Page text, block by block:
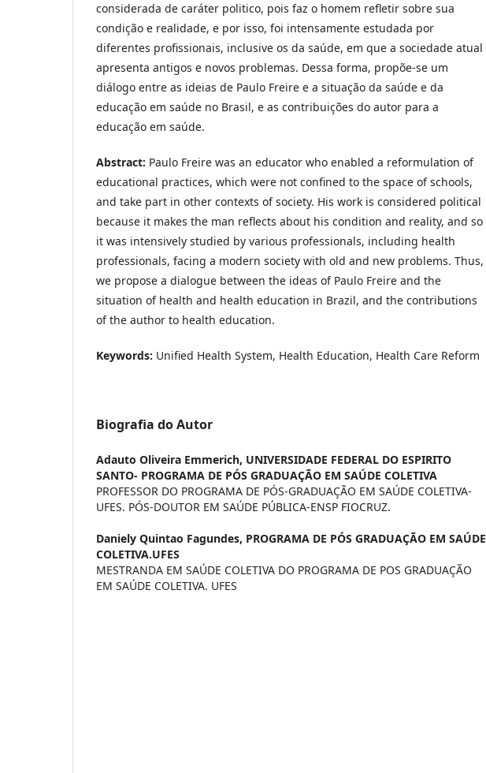
considerada de caráter politico, pois faz o homem refletir sobre sua
condição e realidade, e por isso, foi intensamente estudada por
diferentes profissionais, inclusive os da saúde, em que a sociedade atual
apresenta antigos e novos problemas. Dessa forma, propõe-se um
diálogo entre as ideias de Paulo Freire e a situação da saúde e da
educação em saúde no Brasil, e as contribuições do autor para a
educação em saúde.
Abstract: Paulo Freire was an educator who enabled a reformulation of
educational practices, which were not confined to the space of schools,
and take part in other contexts of society. His work is considered political
because it makes the man reflects about his condition and reality, and so
it was intensively studied by various professionals, including health
professionals, facing a modern society with old and new problems. Thus,
we propose a dialogue between the ideas of Paulo Freire and the
situation of health and health education in Brazil, and the contributions
of the author to health education.
Keywords: Unified Health System, Health Education, Health Care Reform
Biografia do Autor
Adauto Oliveira Emmerich, UNIVERSIDADE FEDERAL DO ESPIRITO
SANTO- PROGRAMA DE PÓS GRADUAÇÃO EM SAÚDE COLETIVA
PROFESSOR DO PROGRAMA DE PÓS-GRADUAÇÃO EM SAÚDE COLETIVA-
UFES. PÓS-DOUTOR EM SAÚDE PÚBLICA-ENSP FIOCRUZ.
Daniely Quintao Fagundes, PROGRAMA DE PÓS GRADUAÇÃO EM SAÚDE
COLETIVA.UFES
MESTRANDA EM SAÚDE COLETIVA DO PROGRAMA DE POS GRADUAÇÃO
EM SAÚDE COLETIVA. UFES